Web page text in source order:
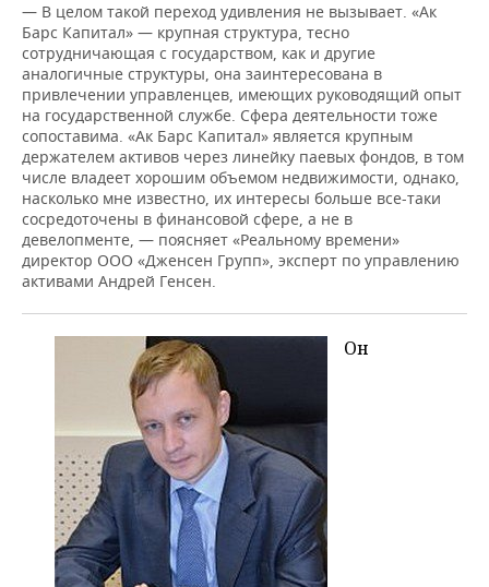
— В целом такой переход удивления не вызывает. «Ак
Барс Капитал» — крупная структура, тесно
сотрудничающая с государством, как и другие
аналогичные структуры, она заинтересована в
привлечении управленцев, имеющих руководящий опыт
на государственной службе. Сфера деятельности тоже
сопоставима. «Ак Барс Капитал» является крупным
держателем активов через линейку паевых фондов, в том
числе владеет хорошим объемом недвижимости, однако,
насколько мне известно, их интересы больше все-таки
сосредоточены в финансовой сфере, а не в
девелопменте, — поясняет «Реальному времени»
директор ООО «Дженсен Групп», эксперт по управлению
активами Андрей Генсен.
Он